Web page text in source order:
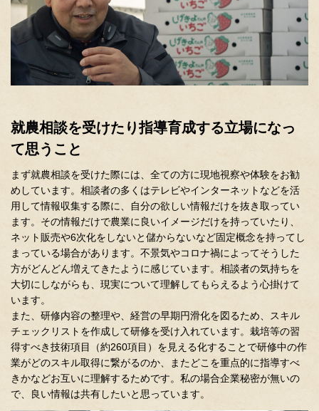
就農相談を受けたり指導育成する立場になっ
て思うこと
まず就農相談を受けた際には、全ての方に現地視察や体験をお勧
めしています。相談者の多くはテレビやインターネットなどを活
用して情報収集する際に、自分の欲しい情報だけを抜き取ってい
ます。その情報だけで農業に良いイメージだけを持っていたり、
ネット販売や6次化をしないと儲からないなど固定概念を持ってし
まっている場合があります。不景気やコロナ禍によってそうした
方がどんどん増えてきたように感じています。相談者の気持ちを
大切にしながらも、現実について理解してもらえるよう心掛けて
います。
また、研修内容の整理や、経営の早期円滑化を図るため、スキル
チェックリストを作成して研修を受け入れています。栽培等の習
得すべき技術項目（約260項目）を見える化することで研修中の作
業がどのスキル取得に繋がるのか、またどこを重点的に指導すべ
きかなどお互いに理解するためです。私の場合企業秘密が無いの
で、良い情報は共有したいと思っています。